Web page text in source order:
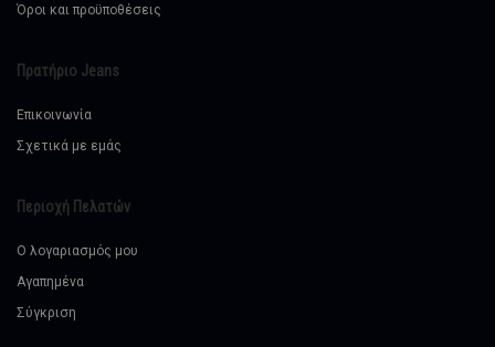
Όροι και προϋποθέσεις
Πρατήριο Jeans
Επικοινωνία
Σχετικά με εμάς
Περιοχή Πελατών
Ο λογαριασμός μου
Αγαπημένα
Σύγκριση